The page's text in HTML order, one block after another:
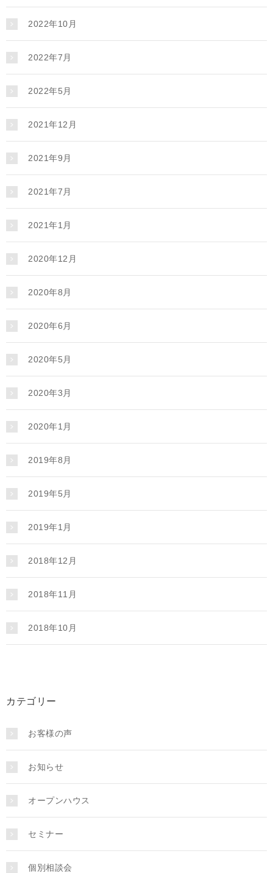
2022年10月
2022年7月
2022年5月
2021年12月
2021年9月
2021年7月
2021年1月
2020年12月
2020年8月
2020年6月
2020年5月
2020年3月
2020年1月
2019年8月
2019年5月
2019年1月
2018年12月
2018年11月
2018年10月
カテゴリー
お客様の声
お知らせ
オープンハウス
セミナー
個別相談会